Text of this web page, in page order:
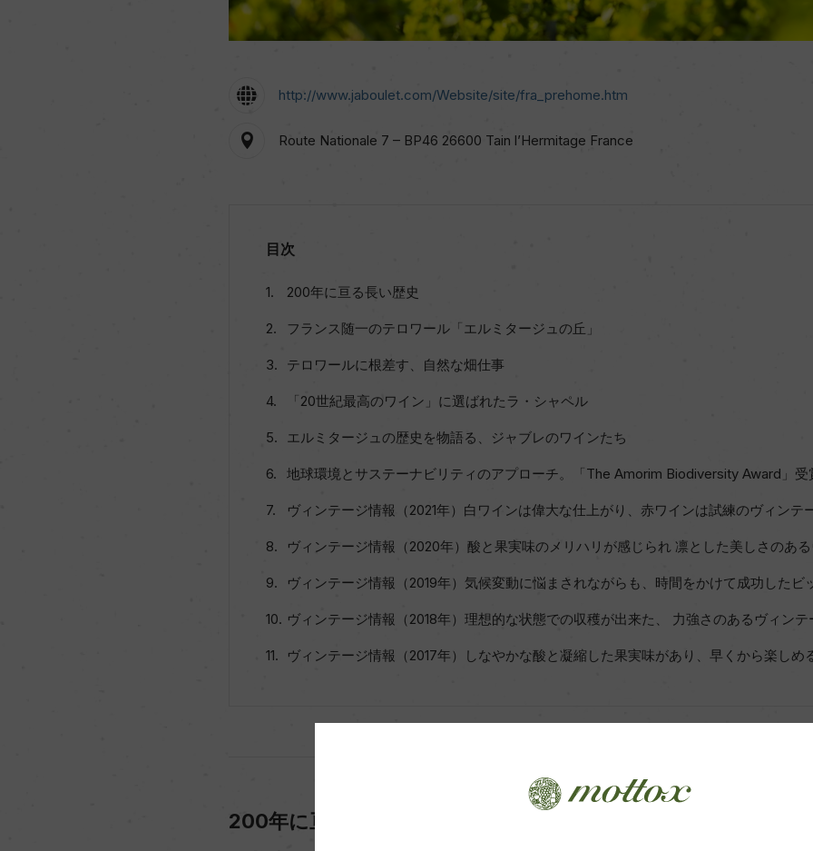
http://www.jaboulet.com/Website/site/fra_prehome.htm
Route Nationale 7 – BP46 26600 Tain l’Hermitage France
目次
200年に亘る長い歴史
フランス随一のテロワール「エルミタージュの丘」
テロワールに根差す、自然な畑仕事
「20世紀最高のワイン」に選ばれたラ・シャペル
エルミタージュの歴史を物語る、ジャブレのワインたち
地球環境とサステーナビリティのアプローチ。「The Amorim Biodiversity Award」受
ヴィンテージ情報（2021年）白ワインは偉大な仕上がり、赤ワインは試練のヴィンテ
ヴィンテージ情報（2020年）酸と果実味のメリハリが感じられ 凛とした美しさのあ
ヴィンテージ情報（2019年）気候変動に悩まされながらも、時間をかけて成功したビ
ヴィンテージ情報（2018年）理想的な状態での収穫が出来た、 力強さのあるヴィンテ
ヴィンテージ情報（2017年）しなやかな酸と凝縮した果実味があり、早くから楽しめ
200年に亘る長い歴史